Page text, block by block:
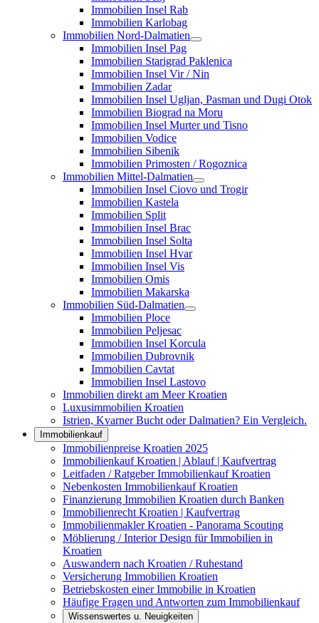
Immobilien Insel Rab
Immobilien Karlobag
Immobilien Nord-Dalmatien
Immobilien Insel Pag
Immobilien Starigrad Paklenica
Immobilien Insel Vir / Nin
Immobilien Zadar
Immobilien Insel Ugljan, Pasman und Dugi Otok
Immobilien Biograd na Moru
Immobilien Insel Murter und Tisno
Immobilien Vodice
Immobilien Sibenik
Immobilien Primosten / Rogoznica
Immobilien Mittel-Dalmatien
Immobilien Insel Ciovo und Trogir
Immobilien Kastela
Immobilien Split
Immobilien Insel Brac
Immobilien Insel Solta
Immobilien Insel Hvar
Immobilien Insel Vis
Immobilien Omis
Immobilien Makarska
Immobilien Süd-Dalmatien
Immobilien Ploce
Immobilien Peljesac
Immobilien Insel Korcula
Immobilien Dubrovnik
Immobilien Cavtat
Immobilien Insel Lastovo
Immobilien direkt am Meer Kroatien
Luxusimmobilien Kroatien
Istrien, Kvarner Bucht oder Dalmatien? Ein Vergleich.
Immobilienkauf
Immobilienpreise Kroatien 2025
Immobilienkauf Kroatien | Ablauf | Kaufvertrag
Leitfaden / Ratgeber Immobilienkauf Kroatien
Nebenkosten Immobilienkauf Kroatien
Finanzierung Immobilien Kroatien durch Banken
Immobilienrecht Kroatien | Kaufvertrag
Immobilienmakler Kroatien - Panorama Scouting
Möblierung / Interior Design für Immobilien in
Kroatien
Auswandern nach Kroatien / Ruhestand
Versicherung Immobilien Kroatien
Betriebskosten einer Immobilie in Kroatien
Häufige Fragen und Antworten zum Immobilienkauf
Wissenswertes u. Neuigkeiten